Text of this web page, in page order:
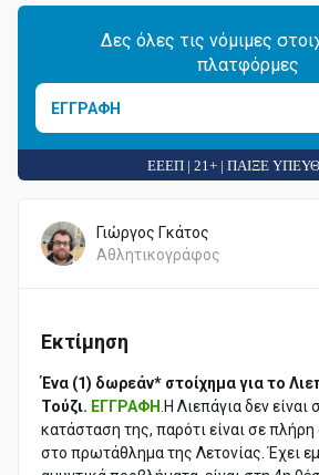
Δες όλες τις νόμιμες
πλατφόρμες
ΕΓΓΡΑΦΗ
ΕΕΕΠ | 21+ | ΠΑΙΞΕ
Γιώργος Γκάτος
Αθλητικογράφος
Εκτίμηση
Ένα (1) δωρεάν* στοίχημα για το
Τούζι. ΕΓΓΡΑΦΗ .Η Λιεπάγια δεν
κατάσταση της, παρότι είναι σε
στο πρωτάθλημα της Λετονίας. Έχει